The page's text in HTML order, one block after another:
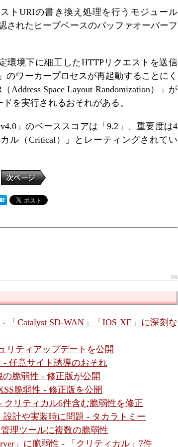
ストURIの書き換え処理を行うモジュール
認されたヒープベースのバッファオーバーフ
環境下に細工したHTTPリクエストを送信
のワーカープロセスが再起動することにく
Space Layout Randomization）」が
を実行されるおそれがある。
」のベーススコアは「9.2」、重要度は4
ル（Critical）」とレーティングされてい
PR
「Catalyst SD-WAN」「IOS XE」に深刻な
リティアップデートを公開
- 任意サイト誘導のおそれ
の脆弱性 - 修正版が公開
脆弱性 - 修正版を公開
クリティカル6件含む脆弱性を修正
計や実装時に問題 - タカラトミー
理ツールに複数の脆弱性
」に脆弱性 - 「クリティカル」7件